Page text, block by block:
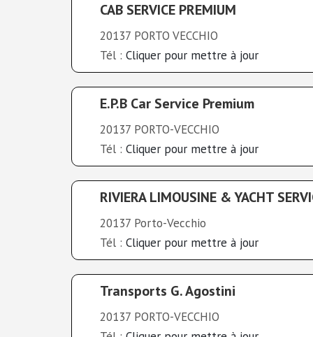
CAB SERVICE PREMIUM
20137 PORTO VECCHIO
Tél : Cliquer pour mettre à jour
E.P.B Car Service Premium
20137 PORTO-VECCHIO
Tél : Cliquer pour mettre à jour
RIVIERA LIMOUSINE & YACHT
20137 Porto-Vecchio
Tél : Cliquer pour mettre à jour
Transports G. Agostini
20137 PORTO-VECCHIO